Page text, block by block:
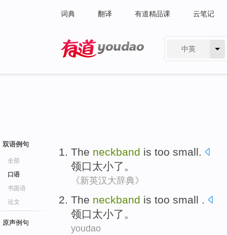
词典 翻译 有道精品课 云笔记
中英
双语例句
全部
口语
书面语
论文
原声例句
The neckband is too small.
领口太小了。
《新英汉大辞典》
The neckband is too small .
领口太小了。
youdao